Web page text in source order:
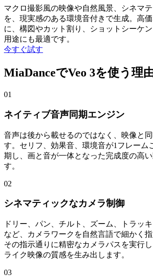
マクロ撮影風の映像や自然風景、シネマ
を、現実感のある環境音付きで生成。高
に、構図やカット割り、ショットシーケ
用途にも最適です。
今すぐ試す
MiaDanceでVeo 3を使う理
01
ネイティブ音声同期エンジン
音声は後から載せるのではなく、映像と
す。セリフ、効果音、環境音が1フレーム
期し、画と音が一体となった完成度の高
す。
02
シネマティックなカメラ制御
ドリー、パン、チルト、ズーム、トラッ
など、カメラワークを自然言語で細かく
その指示通りに精密なカメラパスを実行
ライク映像の質感を生み出します。
03